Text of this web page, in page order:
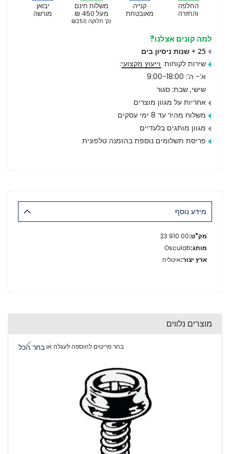
יבואן
מורשה
משלוח חינם
מעל 450 ₪
נק’ חלוקה ₪250
קנייה
מאובטחת
החלפה
והחזרה
למה קונים אצלנו?
25 + שנות ניסיון בים
שירות לקוחות וייעוץ מקצועי:
א’- ה’: 9:00-18:00
שישי, שבת: סגור
אחריות על מגוון מוצרים
משלוח מהיר עד 8 ימי עסקים
מגוון מותגים בלעדיים
פריסת תשלומים נוספת בהזמנה טלפונית
מידע נוסף
מידע
נוסף
23.910.00
Osculati
איטליה
מוצרים נלווים
בחר פריטים להוספה לעגלה או בחר הכל